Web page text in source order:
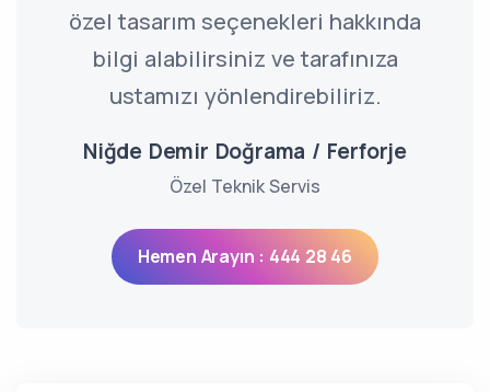
özel tasarım seçenekleri hakkında
bilgi alabilirsiniz ve tarafınıza
ustamızı yönlendirebiliriz.
Niğde Demir Doğrama / Ferforje
Özel Teknik Servis
Hemen Arayın : 444 28 46